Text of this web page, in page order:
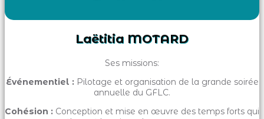
Laëtitia MOTARD
Ses missions:
Événementiel :Pilotage et organisation de la grande soirée
annuelle du GFLC.
Cohésion : Conception et mise en œuvre des temps forts qui